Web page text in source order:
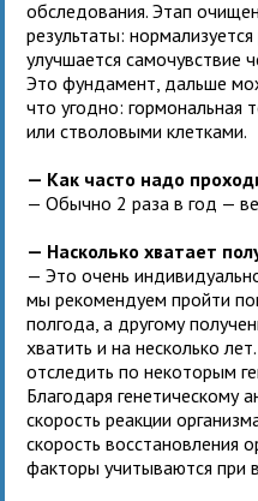
обследования. Этап
результаты:
улучшается самочувствие
Это фундамент, дальше
что угодно: гормональная
или стволовыми клетками.
— Как часто надо
— Обычно 2 раза в год —
— Насколько хватает
— Это очень
мы рекомендуем пройти
полгода, а другому
хватить и на несколько
отследить по некоторым
Благодаря генетическому
скорость реакции
скорость восстановления
факторы учитываются при